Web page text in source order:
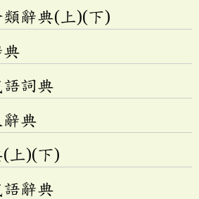
辭典(上)(下)
典
詞典
辭典
上)(下)
辭典